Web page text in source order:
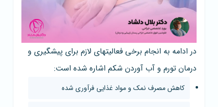
در ادامه به انجام برخی فعالیتهای لازم برای پیشگیری و
درمان تورم و آب آوردن شکم اشاره شده است:
کاهش مصرف نمک و مواد غذایی فرآوری شده